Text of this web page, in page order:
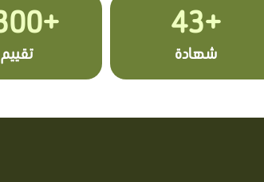
+43
شهادة
+2300
تقييم